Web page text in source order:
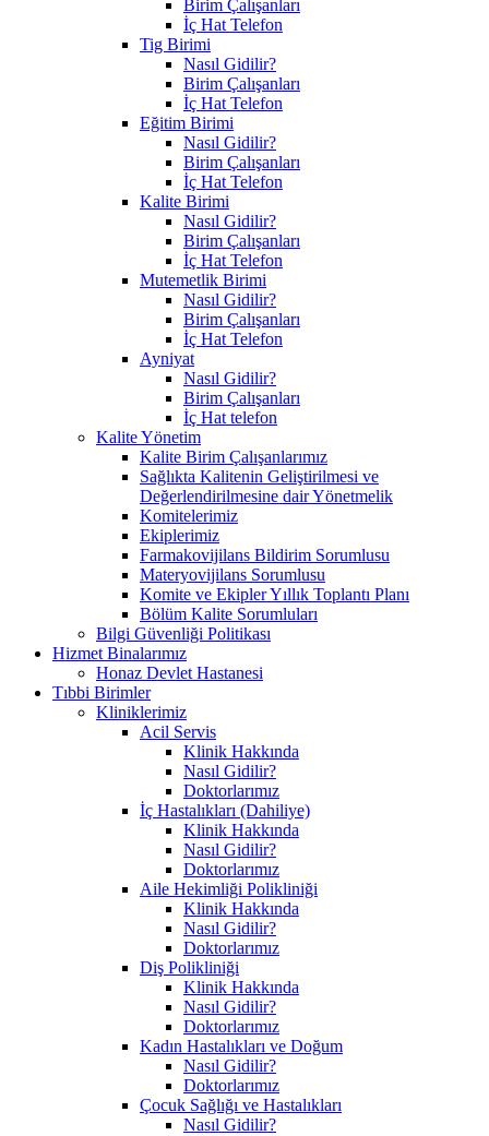
Birim Çalışanları
İç Hat Telefon
Tig Birimi
Nasıl Gidilir?
Birim Çalışanları
İç Hat Telefon
Eğitim Birimi
Nasıl Gidilir?
Birim Çalışanları
İç Hat Telefon
Kalite Birimi
Nasıl Gidilir?
Birim Çalışanları
İç Hat Telefon
Mutemetlik Birimi
Nasıl Gidilir?
Birim Çalışanları
İç Hat Telefon
Ayniyat
Nasıl Gidilir?
Birim Çalışanları
İç Hat telefon
Kalite Yönetim
Kalite Birim Çalışanlarımız
Sağlıkta Kalitenin Geliştirilmesi ve
Değerlendirilmesine dair Yönetmelik
Komitelerimiz
Ekiplerimiz
Farmakovijilans Bildirim Sorumlusu
Materyovijilans Sorumlusu
Komite ve Ekipler Yıllık Toplantı Planı
Bölüm Kalite Sorumluları
Bilgi Güvenliği Politikası
Hizmet Binalarımız
Honaz Devlet Hastanesi
Tıbbi Birimler
Kliniklerimiz
Acil Servis
Klinik Hakkında
Nasıl Gidilir?
Doktorlarımız
İç Hastalıkları (Dahiliye)
Klinik Hakkında
Nasıl Gidilir?
Doktorlarımız
Aile Hekimliği Polikliniği
Klinik Hakkında
Nasıl Gidilir?
Doktorlarımız
Diş Polikliniği
Klinik Hakkında
Nasıl Gidilir?
Doktorlarımız
Kadın Hastalıkları ve Doğum
Nasıl Gidilir?
Doktorlarımız
Çocuk Sağlığı ve Hastalıkları
Nasıl Gidilir?